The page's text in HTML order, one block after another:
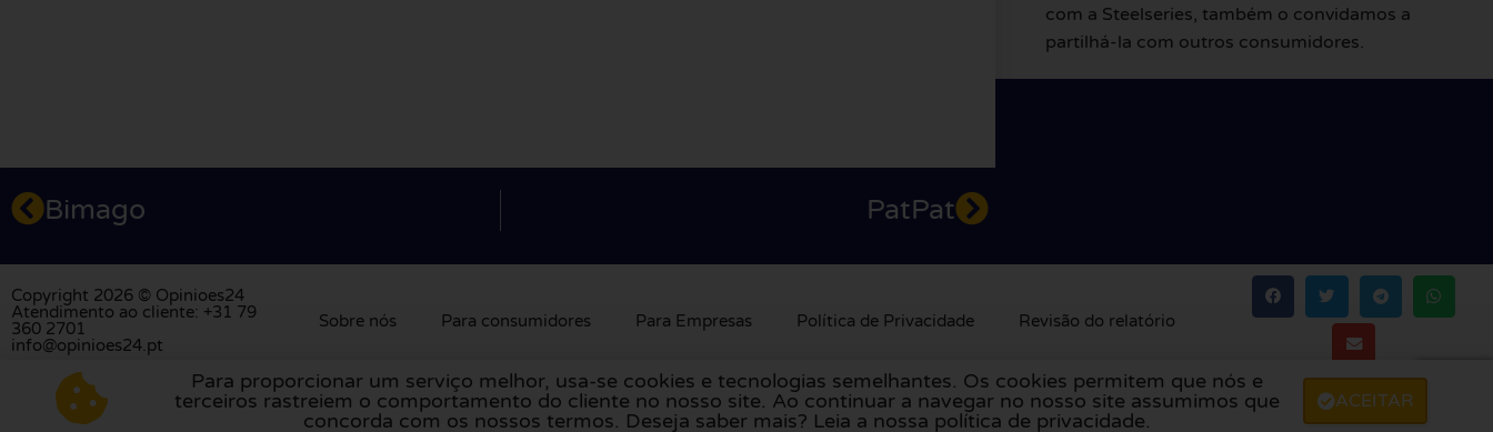
com a Steelseries, também o convidamos a
partilhá-la com outros consumidores.
Bimago PatPat
Copyright 2026 © Opinioes24
Atendimento ao cliente: +31 79
360 2701
info@opinioes24.pt
Sobre nós Para consumidores Para Empresas Política de Privacidade Revisão do relatório
Visite a nossa plataforma de avaliações naHolanda, Reino Unido ,França,Alemanha,Bélgica ,Espanha,Itália,Polónia,Dinamarca,Finlândia Suécia.
Para proporcionar um serviço melhor, usa-se cookies e tecnologias semelhantes. Os cookies permitem que nós e
terceiros rastreiem o comportamento do cliente no nosso site. Ao continuar a navegar no nosso site assumimos que
concorda com os nossos termos. Deseja saber mais? Leia a nossa política de privacidade.
ACEITAR